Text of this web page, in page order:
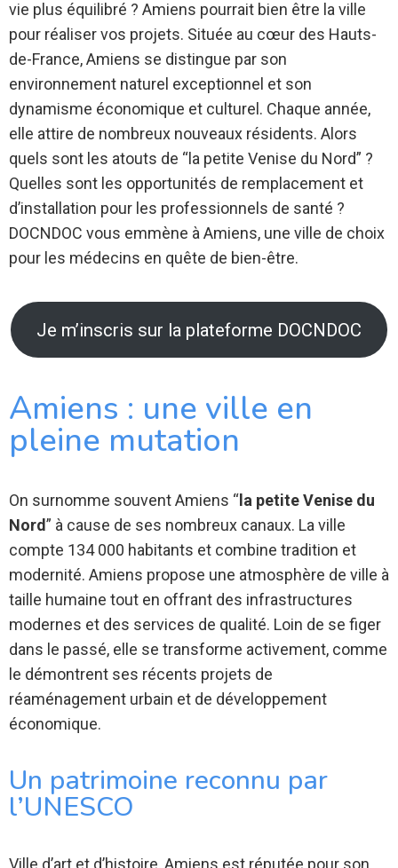
vie plus équilibré ? Amiens pourrait bien être la ville
pour réaliser vos projets. Située au cœur des Hauts-
de-France, Amiens se distingue par son
environnement naturel exceptionnel et son
dynamisme économique et culturel. Chaque année,
elle attire de nombreux nouveaux résidents. Alors
quels sont les atouts de “la petite Venise du Nord” ?
Quelles sont les opportunités de remplacement et
d’installation pour les professionnels de santé ?
DOCNDOC vous emmène à Amiens, une ville de choix
pour les médecins en quête de bien-être.
Je m’inscris sur la plateforme DOCNDOC
Amiens : une ville en
pleine mutation
On surnomme souvent Amiens “ la petite Venise du
Nord” à cause de ses nombreux canaux. La ville
compte 134 000 habitants et combine tradition et
modernité. Amiens propose une atmosphère de ville à
taille humaine tout en offrant des infrastructures
modernes et des services de qualité. Loin de se figer
dans le passé, elle se transforme activement, comme
le démontrent ses récents projets de
réaménagement urbain et de développement
économique.
Un patrimoine reconnu par
l’UNESCO